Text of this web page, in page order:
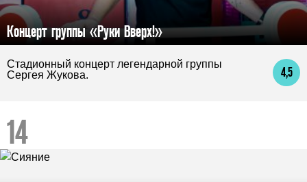
Концерт группы «Руки Вверх!»
4,5
Стадионный концерт легендарной группы
Сергея Жукова.